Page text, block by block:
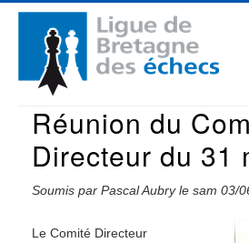
Aller
contenu
principal
Navigation
principale
Réunion du
Directeur du 31
Soumis par Pascal Aubryle sam 03/
Le Comité Directeur